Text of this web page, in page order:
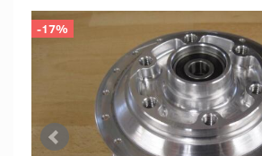
-17%